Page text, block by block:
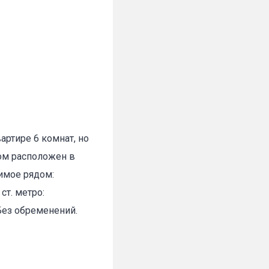
6 комнат, но
расположен в
рядом:
метро:
обременений.